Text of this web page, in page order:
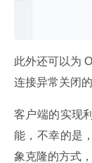
此外还可以为
连接异常关闭
客户端的实现
能，不幸的是
象克隆的方式